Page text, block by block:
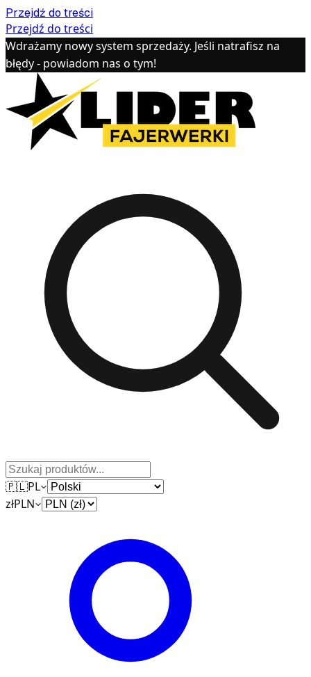
Przejdź do treści
Przejdź do treści
Wdrażamy nowy system sprzedaży. Jeśli natrafisz na
błędy - powiadom nas o tym!
🇵🇱PL
złPLN